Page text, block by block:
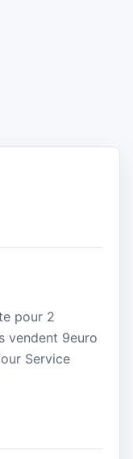
pour 2
vendent 9euro
Service